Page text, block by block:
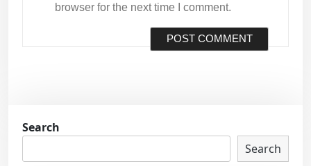
browser for the next time I comment.
Search
Search